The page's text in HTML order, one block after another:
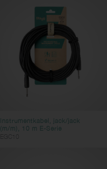
Instrumentkabel, jack/jack
(m/m), 10 m E-Serie